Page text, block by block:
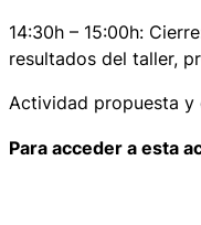
14:30h – 15:00h:
resultados del taller,
Actividad propuesta y
Para acceder a esta